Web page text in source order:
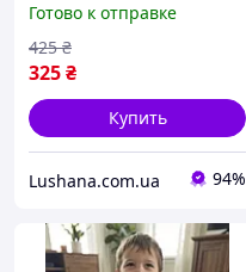
Готово к отправке
325₴
425 ₴
Купить
Lushana.com.ua 94%